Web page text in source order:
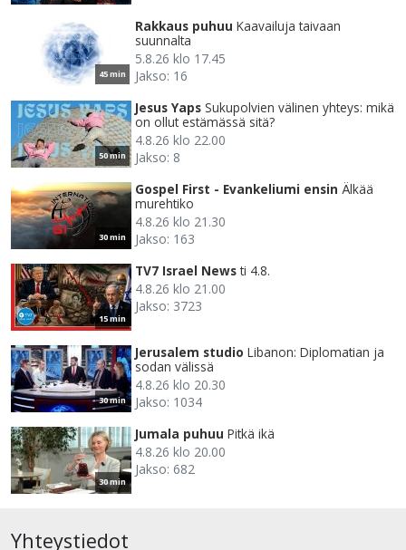
45 min
Rakkaus puhuu Kaavailuja taivaan
suunnalta
5.8.26 klo 17.45
Jakso: 16
50 min
Jesus Yaps Sukupolvien välinen yhteys: mikä
on ollut estämässä sitä?
4.8.26 klo 22.00
Jakso: 8
30 min
Gospel First - Evankeliumi ensin Älkää
murehtiko
4.8.26 klo 21.30
Jakso: 163
15 min
TV7 Israel News ti 4.8.
4.8.26 klo 21.00
Jakso: 3723
30 min
Jerusalem studio Libanon: Diplomatian ja
sodan välissä
4.8.26 klo 20.30
Jakso: 1034
30 min
Jumala puhuu Pitkä ikä
4.8.26 klo 20.00
Jakso: 682
Yhteystiedot